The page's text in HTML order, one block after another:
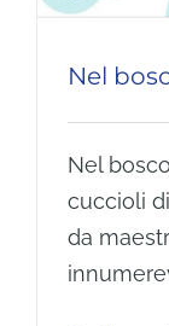
Nel
Nel
cuccioli
da